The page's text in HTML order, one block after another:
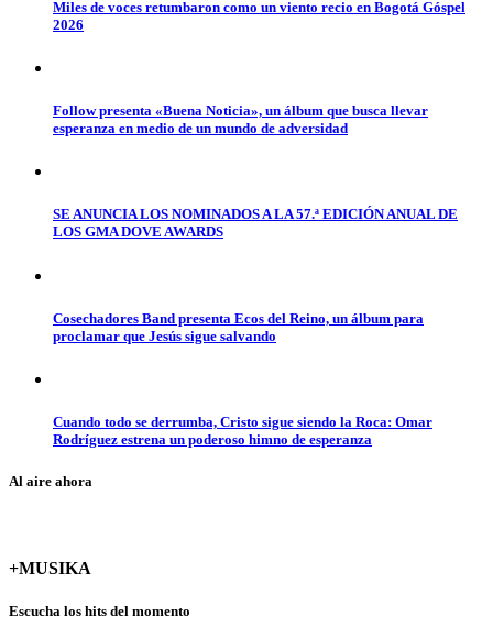
Miles de voces retumbaron como un viento recio en Bogotá Góspel
2026
Follow presenta «Buena Noticia», un álbum que busca llevar
esperanza en medio de un mundo de adversidad
SE ANUNCIA LOS NOMINADOS A LA 57.ª EDICIÓN ANUAL DE
LOS GMA DOVE AWARDS
Cosechadores Band presenta Ecos del Reino, un álbum para
proclamar que Jesús sigue salvando
Cuando todo se derrumba, Cristo sigue siendo la Roca: Omar
Rodríguez estrena un poderoso himno de esperanza
Al aire ahora
+MUSIKA
Escucha los hits del momento